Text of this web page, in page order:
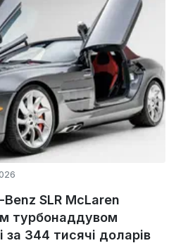
SLR McLaren
турбонаддувом
за 344 тисячі доларів